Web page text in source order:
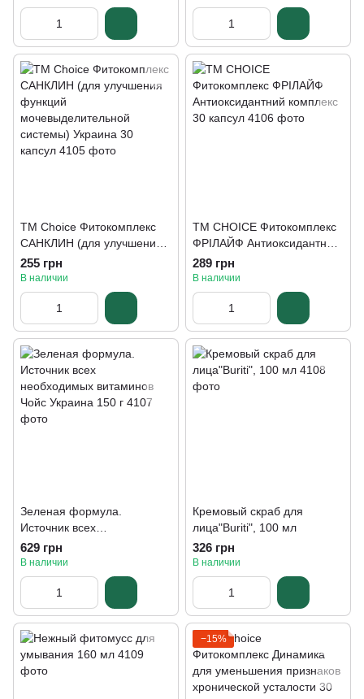
капсул
TM Choice Фитокомплекс
САНКЛИН (для улучшения
функций
мочевыделительной
системы) Украина 30
255 грн
В наличии
ТМ CHOICE Фитокомплекс
ФРІЛАЙФ Антиоксидантний
комплекс 30 капсул
289 грн
В наличии
Зеленая формула.
Источник всех
необходимых витаминов
Чойс Украина 150 г
629 грн
В наличии
Кремовый скраб для
лица"Buriti", 100 мл
326 грн
В наличии
−15%